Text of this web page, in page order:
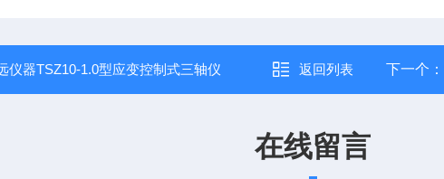
仪器TSZ10-1.0型应变控制式三轴仪 返回列表 下一个：
在线留言